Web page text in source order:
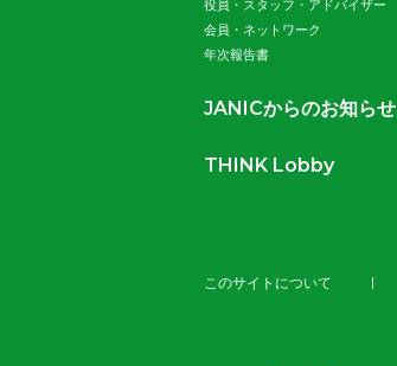
役員・スタッフ・アドバイザー
会員・ネットワーク
年次報告書
JANICからのお知らせ
THINK Lobby
このサイトについて